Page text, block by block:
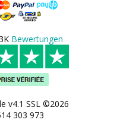
Bewertungen
v4.1 SSL ©2026
303 973